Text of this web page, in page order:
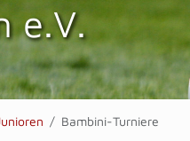
e.V.
Bambini-Turniere